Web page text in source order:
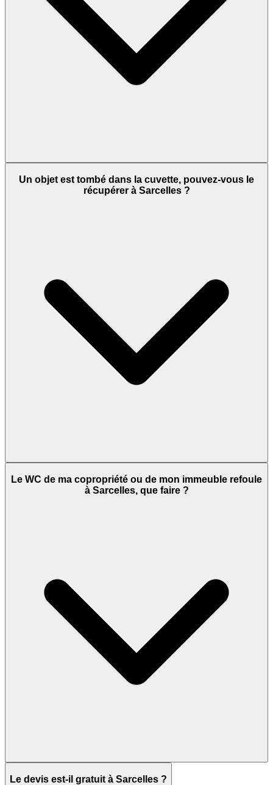
Un objet est tombé dans la cuvette, pouvez-vous le
récupérer à Sarcelles ?
Le WC de ma copropriété ou de mon immeuble refoule
à Sarcelles, que faire ?
Le devis est-il gratuit à Sarcelles ?